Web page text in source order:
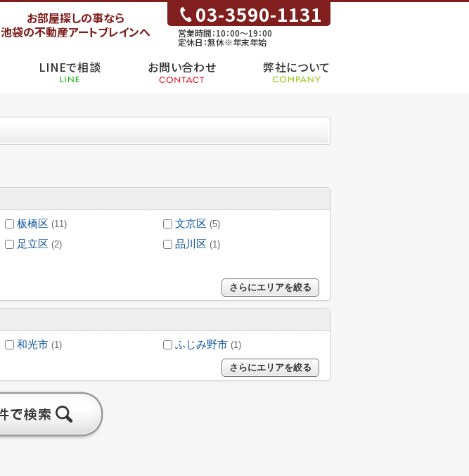
お部屋探しの事なら
池袋の不動産アートブレインへ
03-3590-1131
営業時間：10：00～19：00
定休日：無休※年末年始
LINEで相談 お問い合わせ 弊社について
板橋区 (11) 文京区 (5)
足立区 (2) 品川区 (1)
さらにエリアを絞る
和光市 (1) ふじみ野市 (1)
さらにエリアを絞る